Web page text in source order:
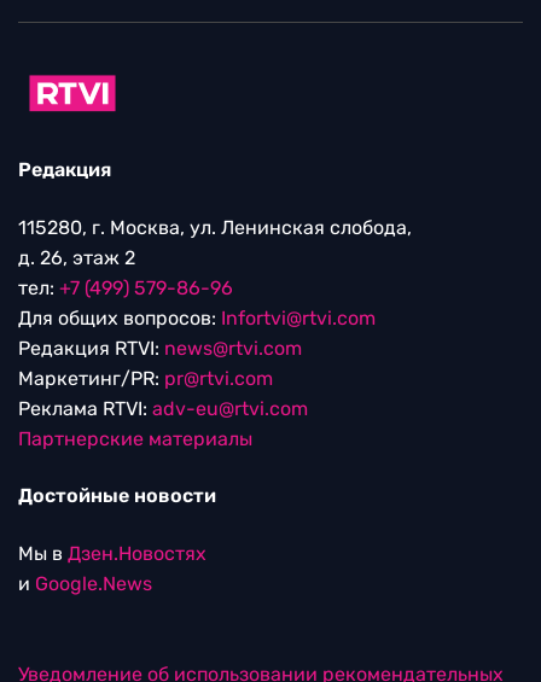
Редакция
115280, г. Москва, ул. Ленинская слобода,
д. 26, этаж 2
тел: +7 (499) 579-86-96
Для общих вопросов: Infortvi@rtvi.com
Редакция RTVI: news@rtvi.com
Маркетинг/PR: pr@rtvi.com
Реклама RTVI: adv-eu@rtvi.com
Партнерские материалы
Достойные новости
Мы в Дзен.Новостях
и Google.News
Уведомление об использовании рекомендательных